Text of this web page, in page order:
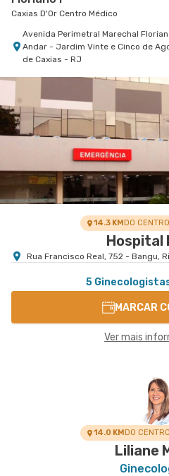
Caxias D'Or Centro Médico
Avenida Perimetral Marechal
Andar - Jardim Vinte e Cinco de
de Caxias - RJ
14.3 KMDO
Hospital
Rua Francisco Real, 752 - Bangu,
5
MARCAR
Ver mais
14.0 KMDO
Liliane